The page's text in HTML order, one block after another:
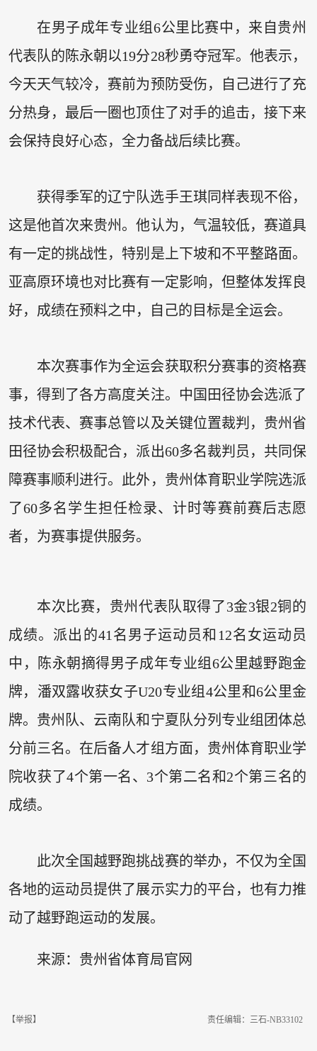
在男子成年专业组6公里比赛中，来自贵州
代表队的陈永朝以19分28秒勇夺冠军。他表示，
今天天气较冷，赛前为预防受伤，自己进行了充
分热身，最后一圈也顶住了对手的追击，接下来
会保持良好心态，全力备战后续比赛。
获得季军的辽宁队选手王琪同样表现不俗，
这是他首次来贵州。他认为，气温较低，赛道具
有一定的挑战性，特别是上下坡和不平整路面。
亚高原环境也对比赛有一定影响，但整体发挥良
好，成绩在预料之中，自己的目标是全运会。
本次赛事作为全运会获取积分赛事的资格赛
事，得到了各方高度关注。中国田径协会选派了
技术代表、赛事总管以及关键位置裁判，贵州省
田径协会积极配合，派出60多名裁判员，共同保
障赛事顺利进行。此外，贵州体育职业学院选派
了60多名学生担任检录、计时等赛前赛后志愿
者，为赛事提供服务。
本次比赛，贵州代表队取得了3金3银2铜的
成绩。派出的41名男子运动员和12名女运动员
中，陈永朝摘得男子成年专业组6公里越野跑金
牌，潘双露收获女子U20专业组4公里和6公里金
牌。贵州队、云南队和宁夏队分列专业组团体总
分前三名。在后备人才组方面，贵州体育职业学
院收获了4个第一名、3个第二名和2个第三名的
成绩。
此次全国越野跑挑战赛的举办，不仅为全国
各地的运动员提供了展示实力的平台，也有力推
动了越野跑运动的发展。
来源：贵州省体育局官网
【举报】 责任编辑：三石-NB33102